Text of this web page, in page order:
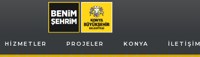
HIZMETLER PROJELER KONYA İLETIŞIM